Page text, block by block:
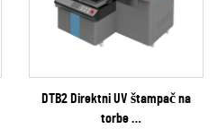
DTB2 Direktni UV štampač na
torbe